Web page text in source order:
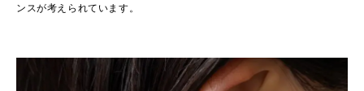
ンスが考えられています。